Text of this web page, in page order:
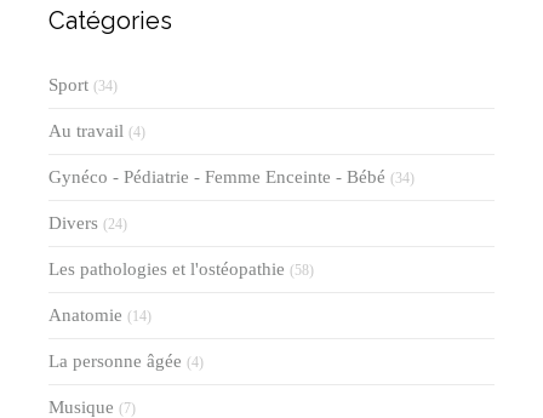
Catégories
Sport (34)
Au travail (4)
Gynéco - Pédiatrie - Femme Enceinte - Bébé (34)
Divers (24)
Les pathologies et l'ostéopathie (58)
Anatomie (14)
La personne âgée (4)
Musique (7)